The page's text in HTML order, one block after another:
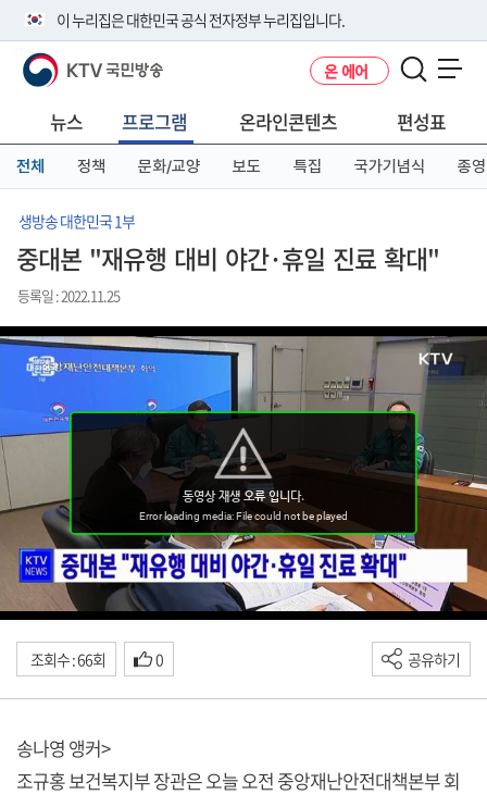
이 누리집은 대한민국 공식 전자정부 누리집입니다.
공식 누리집 주소 확인하기
니다.
이밖에 or.kr 또는 .kr등 다른 도메인 주소를 사용하고 있다면 아래 URL에
서 도메인 주소를 확인해 보세요
KTV 국민방송 온 에어
뉴스 프로그램 온라인콘텐츠 편성표
전체 정책 문화/교양 보도 특집 국가기념식 종영
생방송 대한민국 1부
중대본 "재유행 대비 야간·휴일 진료 확대"
등록일 : 2022.11.25
조회수 : 66회 0 공유하기
송나영 앵커>
조규홍 보건복지부 장관은 오늘 오전 중앙재난안전대책본부 회